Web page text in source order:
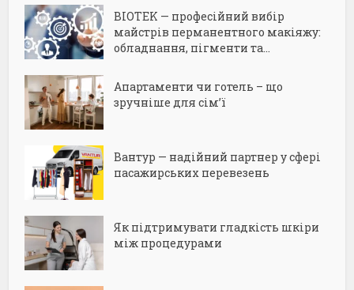
BIOTEK — професійний вибір
майстрів перманентного макіяжу:
обладнання, пігменти та...
Апартаменти чи готель – що
зручніше для сім’ї
Вантур — надійний партнер у сфері
пасажирських перевезень
Як підтримувати гладкість шкіри
між процедурами